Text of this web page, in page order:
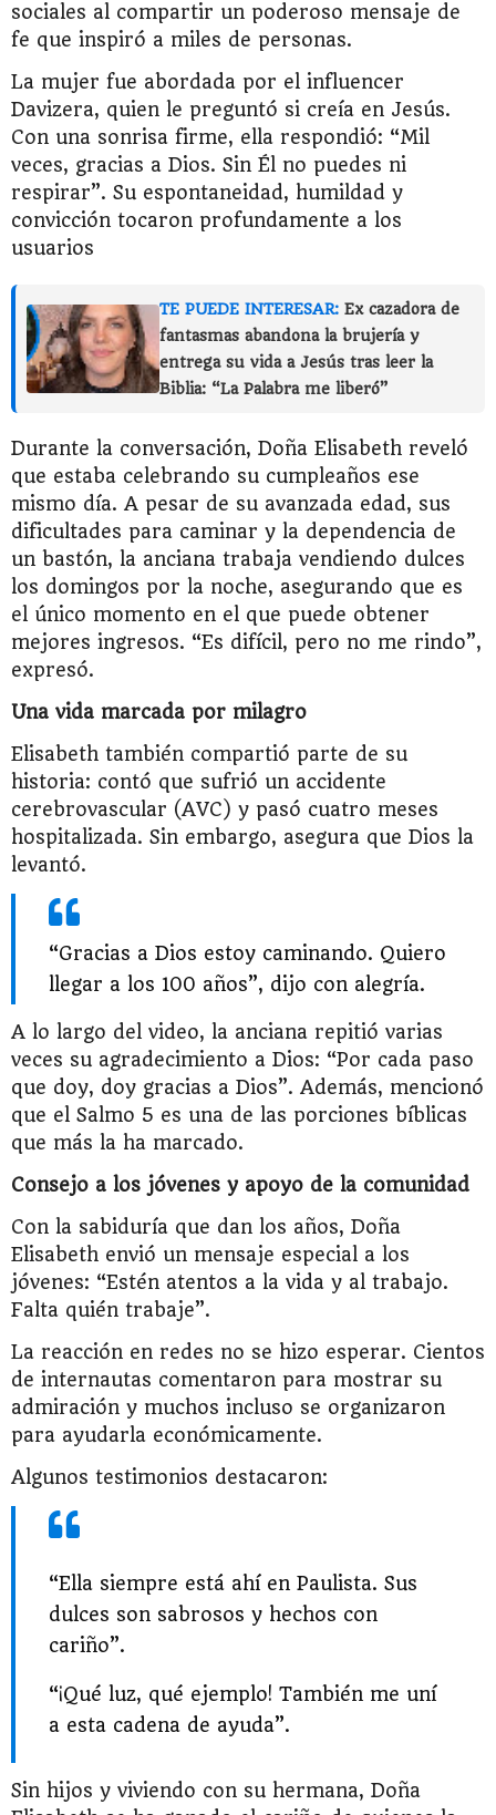
sociales al compartir un poderoso mensaje de
fe que inspiró a miles de personas.
La mujer fue abordada por el influencer
Davizera, quien le preguntó si creía en Jesús.
Con una sonrisa firme, ella respondió: “Mil
veces, gracias a Dios. Sin Él no puedes ni
respirar”. Su espontaneidad, humildad y
convicción tocaron profundamente a los
usuarios
TE PUEDE INTERESAR: Ex cazadora de
fantasmas abandona la brujería y
entrega su vida a Jesús tras leer la
Biblia: “La Palabra me liberó”
Durante la conversación, Doña Elisabeth reveló
que estaba celebrando su cumpleaños ese
mismo día. A pesar de su avanzada edad, sus
dificultades para caminar y la dependencia de
un bastón, la anciana trabaja vendiendo dulces
los domingos por la noche, asegurando que es
el único momento en el que puede obtener
mejores ingresos. “Es difícil, pero no me rindo”,
expresó.
Una vida marcada por milagro
Elisabeth también compartió parte de su
historia: contó que sufrió un accidente
cerebrovascular (AVC) y pasó cuatro meses
hospitalizada. Sin embargo, asegura que Dios la
levantó.
“Gracias a Dios estoy caminando. Quiero
llegar a los 100 años”, dijo con alegría.
A lo largo del video, la anciana repitió varias
veces su agradecimiento a Dios: “Por cada paso
que doy, doy gracias a Dios”. Además, mencionó
que el Salmo 5 es una de las porciones bíblicas
que más la ha marcado.
Consejo a los jóvenes y apoyo de la comunidad
Con la sabiduría que dan los años, Doña
Elisabeth envió un mensaje especial a los
jóvenes: “Estén atentos a la vida y al trabajo.
Falta quién trabaje”.
La reacción en redes no se hizo esperar. Cientos
de internautas comentaron para mostrar su
admiración y muchos incluso se organizaron
para ayudarla económicamente.
Algunos testimonios destacaron:
“Ella siempre está ahí en Paulista. Sus
dulces son sabrosos y hechos con
cariño”.
“¡Qué luz, qué ejemplo! También me uní
a esta cadena de ayuda”.
Sin hijos y viviendo con su hermana, Doña